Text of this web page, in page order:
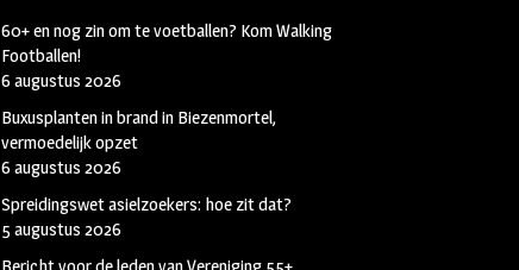
60+ en nog zin om te voetballen? Kom Walking
Footballen!
6 augustus 2026
Buxusplanten in brand in Biezenmortel,
vermoedelijk opzet
6 augustus 2026
Spreidingswet asielzoekers: hoe zit dat?
5 augustus 2026